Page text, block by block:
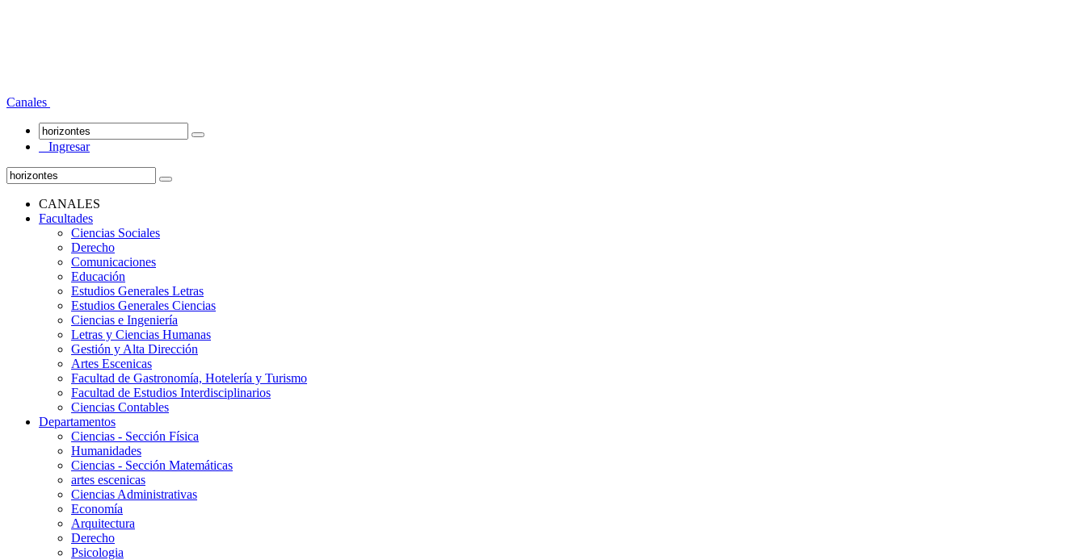
Canales
Ingresar
CANALES
Facultades
Ciencias Sociales
Derecho
Comunicaciones
Educación
Estudios Generales Letras
Estudios Generales Ciencias
Ciencias e Ingeniería
Letras y Ciencias Humanas
Gestión y Alta Dirección
Artes Escenicas
Facultad de Gastronomía, Hotelería y Turismo
Facultad de Estudios Interdisciplinarios
Ciencias Contables
Departamentos
Ciencias - Sección Física
Humanidades
Ciencias - Sección Matemáticas
artes escenicas
Ciencias Administrativas
Economía
Arquitectura
Derecho
Psicologia